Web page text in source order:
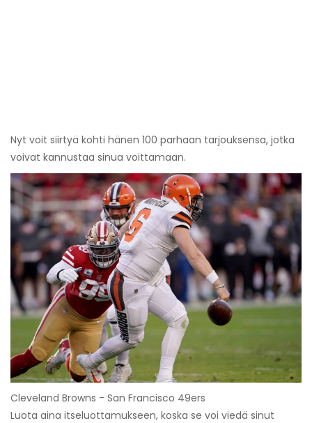
Nyt voit siirtyä kohti hänen 100 parhaan tarjouksensa, jotka
voivat kannustaa sinua voittamaan.
Cleveland Browns - San Francisco 49ers
Luota aina itseluottamukseen, koska se voi viedä sinut